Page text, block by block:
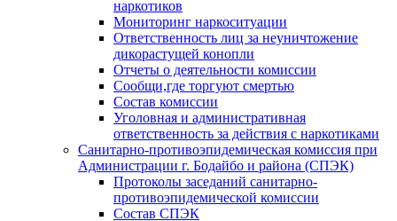
наркотиков
Мониторинг наркоситуации
Ответственность лиц за неуничтожение
дикорастущей конопли
Отчеты о деятельности комиссии
Сообщи,где торгуют смертью
Состав комиссии
Уголовная и административная
ответственность за действия с наркотиками
Санитарно-противоэпидемическая комиссия при
Администрации г. Бодайбо и района (СПЭК)
Протоколы заседаний санитарно-
противоэпидемической комиссии
Состав СПЭК